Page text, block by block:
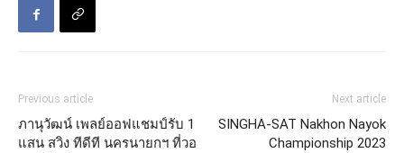
Previous article
ภานุวัฒน์ เพลย์ออฟแชมป์รับ 1
แสน สวิง ทีดีที นครนายกฯ ที่วอ
Next article
SINGHA-SAT Nakhon Nayok
Championship 2023